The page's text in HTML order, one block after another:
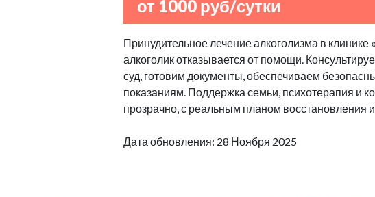
от 1000 руб/сутки
Принудительное лечение алкоголизма в
алкоголик отказывается от помощи.
суд, готовим документы, обеспечиваем
показаниям. Поддержка семьи, психотерапия и
прозрачно, с реальным планом восстановления
Дата обновления: 28 Ноября 2025